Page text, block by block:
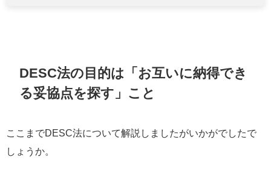
DESC法の目的は「お互いに納得でき
る妥協点を探す」こと
ここまでDESC法について解説しましたがいかがでしたで
しょうか。